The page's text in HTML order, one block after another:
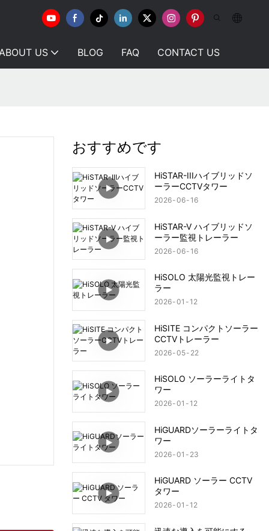
US BLOG FAQ CONTACT US
おすすめです
HiSTAR-IIIハイブリッドソ
ーラーCCTVタワー
2026 06 16
HiSTAR-V ハイブリッドソ
ーラー監視トレーラー
2026 06 16
HiSOLO 太陽光監視トレー
ラー
2026 01 12
HiSITE コンパクトソーラー
CCTVトレーラー
2026 05 22
HiSOLO ソーラーライトタ
ワー
2026 01 12
HiGUARDソーラーライトタ
ワー
2026 01 23
HiGUARD ソーラー CCTV
タワー
2026 01 12